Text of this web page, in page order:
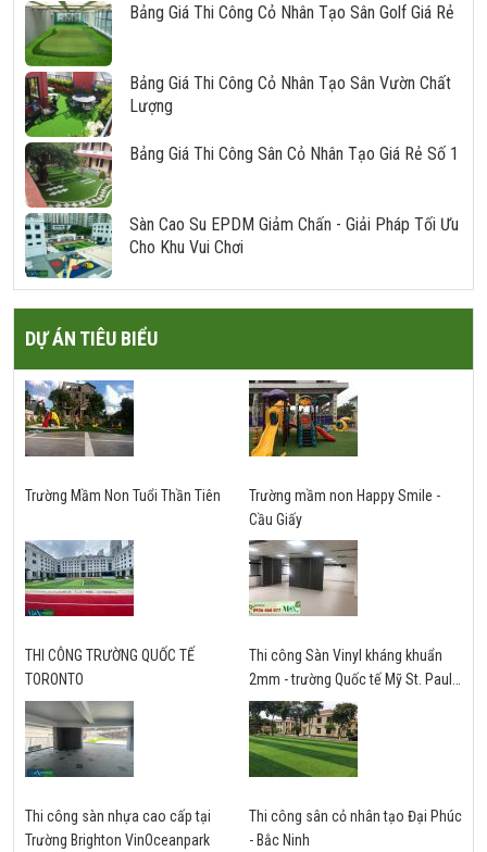
Bảng Giá Thi Công Cỏ Nhân Tạo Sân Golf Giá Rẻ
Bảng Giá Thi Công Cỏ Nhân Tạo Sân Vườn Chất
Lượng
Bảng Giá Thi Công Sân Cỏ Nhân Tạo Giá Rẻ Số 1
Sàn Cao Su EPDM Giảm Chấn - Giải Pháp Tối Ưu
Cho Khu Vui Chơi
DỰ ÁN TIÊU BIỂU
Trường Mầm Non Tuổi Thần Tiên
Trường mầm non Happy Smile -
Cầu Giấy
THI CÔNG TRƯỜNG QUỐC TẾ
TORONTO
Thi công Sàn Vinyl kháng khuẩn
2mm - trường Quốc tế Mỹ St. Paul -
Hà Nội
Thi công sàn nhựa cao cấp tại
Trường Brighton VinOceanpark
Thi công sân cỏ nhân tạo Đại Phúc
- Bắc Ninh